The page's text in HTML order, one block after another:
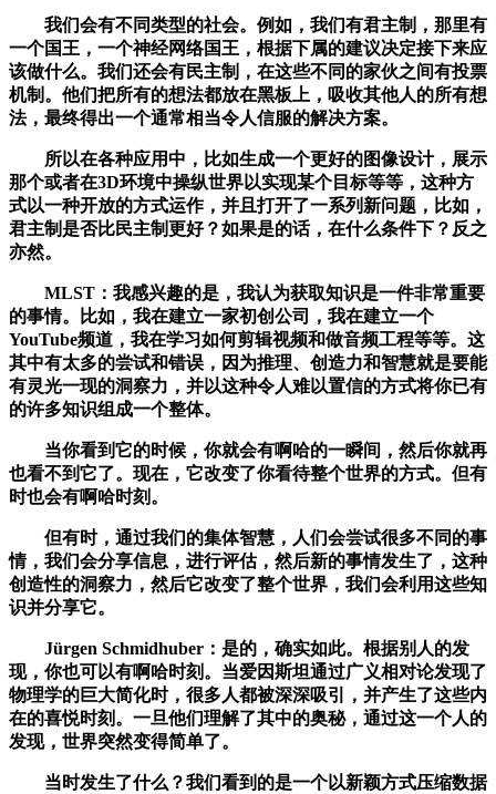
我们会有不同类型的社会。例如，我们有君主制，那里有
一个国王，一个神经网络国王，根据下属的建议决定接下来应
该做什么。我们还会有民主制，在这些不同的家伙之间有投票
机制。他们把所有的想法都放在黑板上，吸收其他人的所有想
法，最终得出一个通常相当令人信服的解决方案。
所以在各种应用中，比如生成一个更好的图像设计，展示
那个或者在3D环境中操纵世界以实现某个目标等等，这种方
式以一种开放的方式运作，并且打开了一系列新问题，比如，
君主制是否比民主制更好？如果是的话，在什么条件下？反之
亦然。
MLST：我感兴趣的是，我认为获取知识是一件非常重要
的事情。比如，我在建立一家初创公司，我在建立一个
YouTube频道，我在学习如何剪辑视频和做音频工程等等。这
其中有太多的尝试和错误，因为推理、创造力和智慧就是要能
有灵光一现的洞察力，并以这种令人难以置信的方式将你已有
的许多知识组成一个整体。
当你看到它的时候，你就会有啊哈的一瞬间，然后你就再
也看不到它了。现在，它改变了你看待整个世界的方式。但有
时也会有啊哈时刻。
但有时，通过我们的集体智慧，人们会尝试很多不同的事
情，我们会分享信息，进行评估，然后新的事情发生了，这种
创造性的洞察力，然后它改变了整个世界，我们会利用这些知
识并分享它。
Jürgen Schmidhuber：是的，确实如此。根据别人的发
现，你也可以有啊哈时刻。当爱因斯坦通过广义相对论发现了
物理学的巨大简化时，很多人都被深深吸引，并产生了这些内
在的喜悦时刻。一旦他们理解了其中的奥秘，通过这一个人的
发现，世界突然变得简单了。
当时发生了什么？我们看到的是一个以新颖方式压缩数据